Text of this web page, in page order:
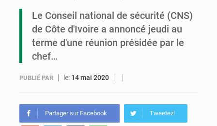
Le Congo se dote d’un programme national pour valoriser les produits forestiers non ligneux
Le Conseil national de sécurité (CNS)
de Côte d'Ivoire a annoncé jeudi au
terme d'une réunion présidée par le
chef…
PUBLIÉ PAR le: 14 mai 2020
Partager sur Facebook Tweetez!